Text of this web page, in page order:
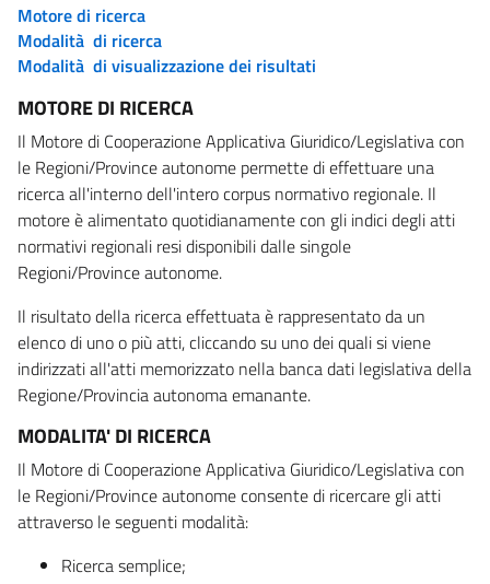
Motore di ricerca
Modalità di ricerca
Modalità di visualizzazione dei risultati
MOTORE DI RICERCA
Il Motore di Cooperazione Applicativa Giuridico/Legislativa con
le Regioni/Province autonome permette di effettuare una
ricerca all'interno dell'intero corpus normativo regionale. Il
motore è alimentato quotidianamente con gli indici degli atti
normativi regionali resi disponibili dalle singole
Regioni/Province autonome.
Il risultato della ricerca effettuata è rappresentato da un
elenco di uno o più atti, cliccando su uno dei quali si viene
indirizzati all'atti memorizzato nella banca dati legislativa della
Regione/Provincia autonoma emanante.
MODALITA' DI RICERCA
Il Motore di Cooperazione Applicativa Giuridico/Legislativa con
le Regioni/Province autonome consente di ricercare gli atti
attraverso le seguenti modalità:
Ricerca semplice;